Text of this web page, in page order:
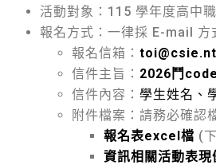
活動對象：115 學年度高中
報名方式：一律採 E-mail 方
報名信箱：
信件主旨： 2026鬥
信件內容： 學生姓名、
附件檔案：請務必確認
報名表excel檔 (
資訊相關活動表現